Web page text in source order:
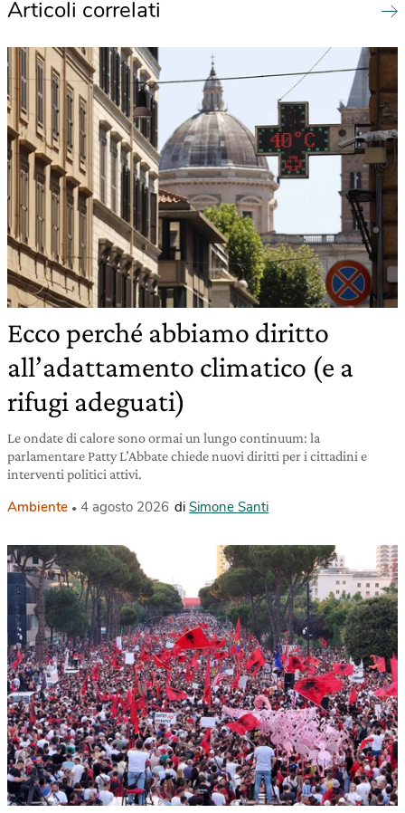
Articoli correlati
Ecco perché abbiamo diritto
all’adattamento climatico (e a
rifugi adeguati)
Le ondate di calore sono ormai un lungo continuum: la
parlamentare Patty L’Abbate chiede nuovi diritti per i cittadini e
interventi politici attivi.
Ambiente 4 agosto 2026 di Simone Santi